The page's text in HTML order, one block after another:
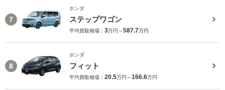
7
ホンダ
ステップワゴン
平均買取相場： 3万円～587.7万円
8
ホンダ
フィット
平均買取相場： 20.5万円～166.6万円